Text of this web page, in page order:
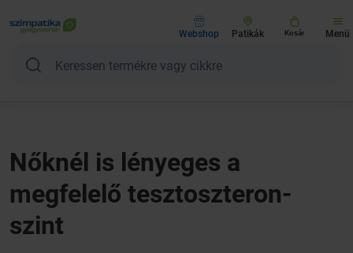
Webshop Patikák Kosár Menü
Nőknél is lényeges a
megfelelő tesztoszteron-
szint